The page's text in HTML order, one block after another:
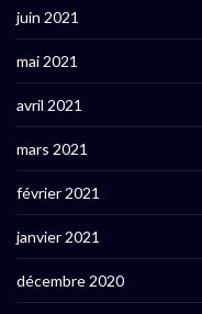
juin 2021
mai 2021
avril 2021
mars 2021
février 2021
janvier 2021
décembre 2020